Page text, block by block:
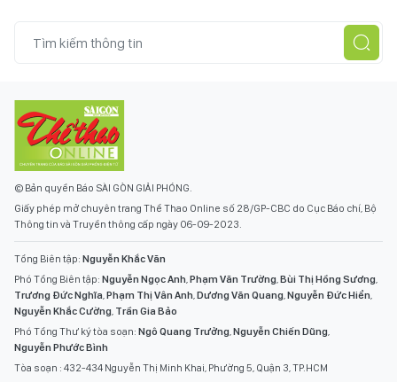
© Bản quyền Báo SÀI GÒN GIẢI PHÓNG.
Giấy phép mở chuyên trang Thể Thao Online số 28/GP-CBC do Cục Báo chí, Bộ
Thông tin và Truyền thông cấp ngày 06-09-2023.
Tổng Biên tập: Nguyễn Khắc Văn
Phó Tổng Biên tập: Nguyễn Ngọc Anh,Phạm Văn Trường,Bùi Thị Hồng Sương,
Trương Đức Nghĩa,Phạm Thị Vân Anh,Dương Văn Quang,Nguyễn Đức Hiển,
Nguyễn Khắc Cường, Trần Gia Bảo
Phó Tổng Thư ký tòa soạn: Ngô Quang Trưởng,Nguyễn Chiến Dũng,
Nguyễn Phước Bình
Tòa soạn : 432-434 Nguyễn Thị Minh Khai, Phường 5, Quận 3, TP.HCM